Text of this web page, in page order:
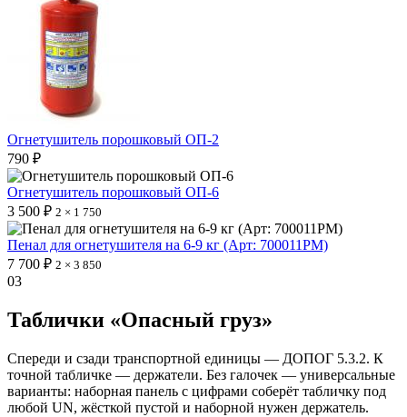
Огнетушитель порошковый ОП-2
790 ₽
Огнетушитель порошковый ОП-6
3 500 ₽ 2 × 1 750
Пенал для огнетушителя на 6-9 кг (Арт: 700011PM)
7 700 ₽ 2 × 3 850
03
Таблички «Опасный груз»
Спереди и сзади транспортной единицы — ДОПОГ 5.3.2. К
точной табличке — держатели. Без галочек — универсальные
варианты: наборная панель с цифрами соберёт табличку под
любой UN, жёсткой пустой и наборной нужен держатель.